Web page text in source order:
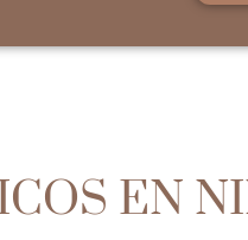
EN